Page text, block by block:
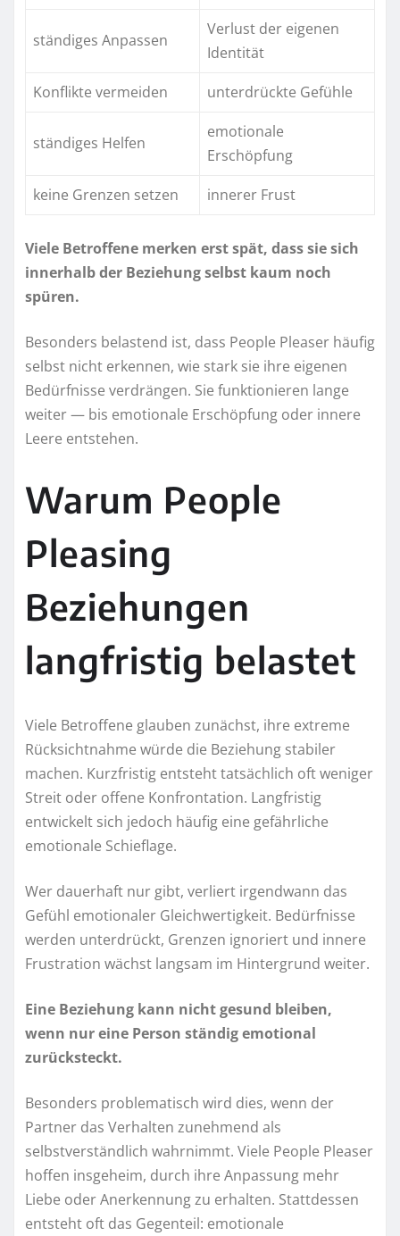
ständiges Anpassen
Verlust der eigenen
Identität
Konflikte vermeiden
unterdrückte Gefühle
ständiges Helfen
emotionale
Erschöpfung
keine Grenzen setzen
innerer Frust
Viele Betroffene merken erst spät, dass sie sich
innerhalb der Beziehung selbst kaum noch
spüren.
Besonders belastend ist, dass People Pleaser häufig
selbst nicht erkennen, wie stark sie ihre eigenen
Bedürfnisse verdrängen. Sie funktionieren lange
weiter — bis emotionale Erschöpfung oder innere
Leere entstehen.
Warum People
Pleasing
Beziehungen
langfristig belastet
Viele Betroffene glauben zunächst, ihre extreme
Rücksichtnahme würde die Beziehung stabiler
machen. Kurzfristig entsteht tatsächlich oft weniger
Streit oder offene Konfrontation. Langfristig
entwickelt sich jedoch häufig eine gefährliche
emotionale Schieflage.
Wer dauerhaft nur gibt, verliert irgendwann das
Gefühl emotionaler Gleichwertigkeit. Bedürfnisse
werden unterdrückt, Grenzen ignoriert und innere
Frustration wächst langsam im Hintergrund weiter.
Eine Beziehung kann nicht gesund bleiben,
wenn nur eine Person ständig emotional
zurücksteckt.
Besonders problematisch wird dies, wenn der
Partner das Verhalten zunehmend als
selbstverständlich wahrnimmt. Viele People Pleaser
hoffen insgeheim, durch ihre Anpassung mehr
Liebe oder Anerkennung zu erhalten. Stattdessen
entsteht oft das Gegenteil: emotionale